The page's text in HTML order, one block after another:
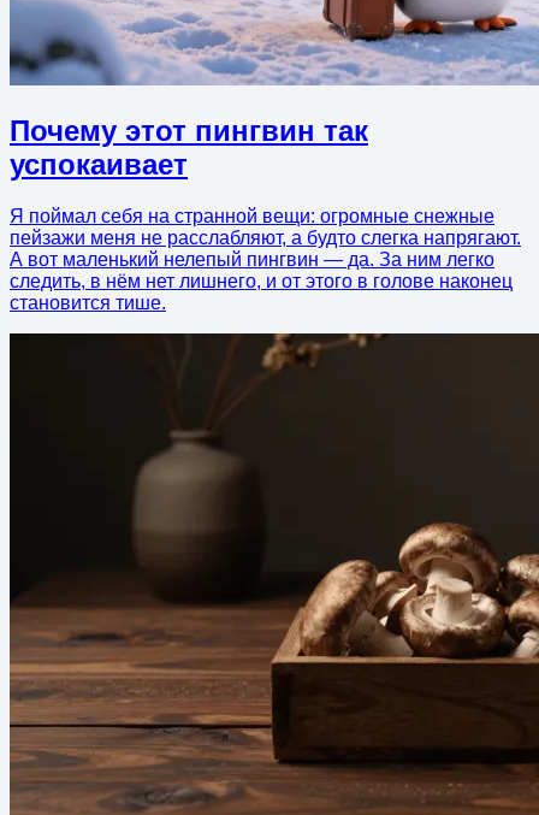
Почему этот пингвин так
успокаивает
Я поймал себя на странной вещи: огромные снежные
пейзажи меня не расслабляют, а будто слегка напрягают.
А вот маленький нелепый пингвин — да. За ним легко
следить, в нём нет лишнего, и от этого в голове наконец
становится тише.